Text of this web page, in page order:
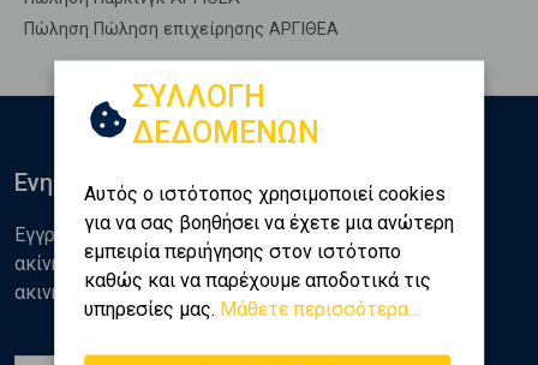
Πώληση Πώληση επιχείρησης ΑΡΓΙΘΕΑ
ΣΥΛΛΟΓΗ
ΔΕΔΟΜΕΝΩΝ
Αυτός ο ιστότοπος χρησιμοποιεί cookies
για να σας βοηθήσει να έχετε μια ανώτερη
εμπειρία περιήγησης στον ιστότοπο
καθώς και να παρέχουμε αποδοτικά τις
υπηρεσίες μας. Μάθετε περισσότερα...
Ενημερωθείτε
Εγγραφείτε στο newsletter της Golden Home για νέα
ακίνητα, αναλύσεις και διάφορα θέματα της αγοράς
ακινήτων